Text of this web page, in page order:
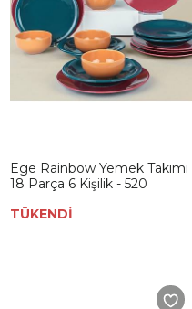
Ege Rainbow Yemek Takımı
18 Parça 6 Kişilik - 520
TÜKENDİ